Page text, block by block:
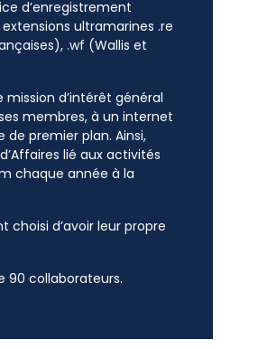
d’enregistrement
ultramarines .re
.wf (Wallis et
mission d’intérêt général
membres, à un internet
premier plan. Ainsi,
lié aux activités
chaque année à la
choisi d’avoir leur propre
90 collaborateurs.